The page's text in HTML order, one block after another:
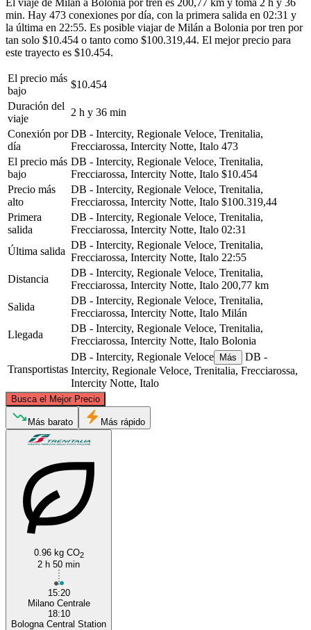
min. Hay 473 conexiones por día, con la primera salida en 02:31 y
la última en 22:55. Es posible viajar de Milán a Bolonia por tren por
tan solo $10.454 o tanto como $100.319,44. El mejor precio para
este trayecto es $10.454.
El precio más
bajo
$10.454
Duración del
viaje
2 h y 36 min
Conexión por
día
DB - Intercity, Regionale Veloce, Trenitalia,
Frecciarossa, Intercity Notte, Italo 473
El precio más
bajo
DB - Intercity, Regionale Veloce, Trenitalia,
Frecciarossa, Intercity Notte, Italo $10.454
Precio más
alto
DB - Intercity, Regionale Veloce, Trenitalia,
Frecciarossa, Intercity Notte, Italo $100.319,44
Primera
salida
DB - Intercity, Regionale Veloce, Trenitalia,
Frecciarossa, Intercity Notte, Italo 02:31
Última salida
DB - Intercity, Regionale Veloce, Trenitalia,
Frecciarossa, Intercity Notte, Italo 22:55
Distancia
DB - Intercity, Regionale Veloce, Trenitalia,
Frecciarossa, Intercity Notte, Italo 200,77 km
Salida
DB - Intercity, Regionale Veloce, Trenitalia,
Frecciarossa, Intercity Notte, Italo Milán
Llegada
DB - Intercity, Regionale Veloce, Trenitalia,
Frecciarossa, Intercity Notte, Italo Bolonia
Transportistas
DB - Intercity, Regionale Veloce Más
DB -
Intercity, Regionale Veloce, Trenitalia, Frecciarossa,
Intercity Notte, Italo
Busca el Mejor Precio
Milan
©
Más barato Más rápido
0.96 kg CO2
2 h 50 min
15:20
Milano Centrale
18:10
Bologna Central Station